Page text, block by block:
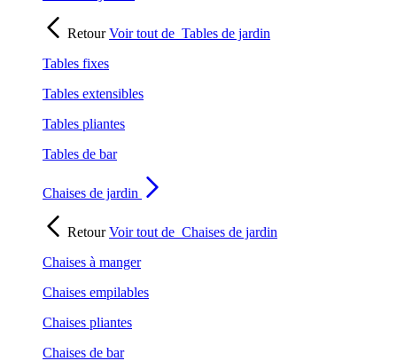
RetourVoir tout de Tables de jardin
Tables fixes
Tables extensibles
Tables pliantes
Tables de bar
Chaises de jardin
RetourVoir tout de Chaises de jardin
Chaises à manger
Chaises empilables
Chaises pliantes
Chaises de bar